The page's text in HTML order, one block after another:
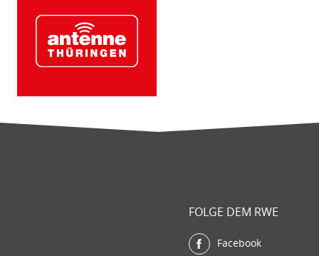
FOLGE DEM RWE
Facebook